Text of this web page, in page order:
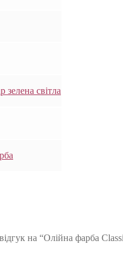
зелена світла
на “Олійна фарба